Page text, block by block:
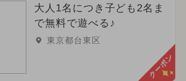
大人1名につき子ども2名ま
で無料で遊べる♪
東京都台東区
クーポン